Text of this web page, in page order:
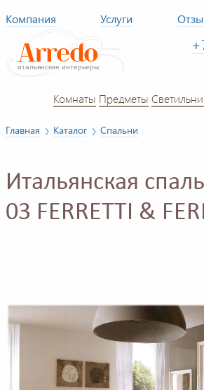
Компания Услуги
Комнаты Предметы
Главная Каталог Спальни
Итальянская
03 FERRETTI &